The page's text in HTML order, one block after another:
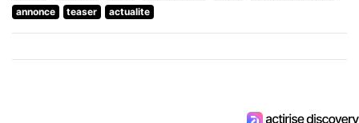
annonce
teaser actualite